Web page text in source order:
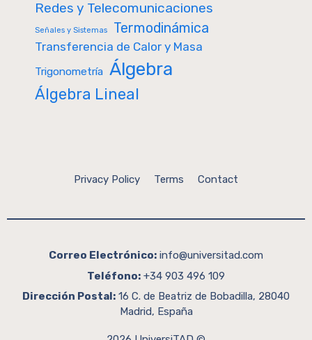
Redes y Telecomunicaciones
Señales y Sistemas Termodinámica
Transferencia de Calor y Masa
Trigonometría Álgebra
Álgebra Lineal
Privacy Policy Terms Contact
Correo Electrónico: info@universitad.com
Teléfono: +34 903 496 109
Dirección Postal: 16 C. de Beatriz de Bobadilla, 28040
Madrid, España